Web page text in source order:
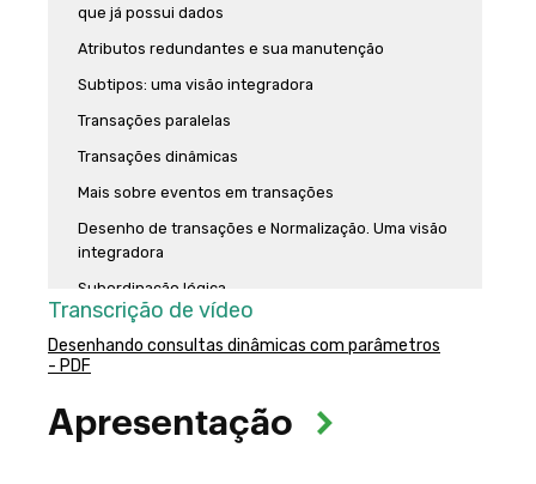
que já possui dados
Atributos redundantes e sua manutenção
Subtipos: uma visão integradora
Transações paralelas
Transações dinâmicas
Mais sobre eventos em transações
Desenho de transações e Normalização. Uma visão
integradora
Subordinação lógica
Consulta e atualização de dados
Onde é resolvida uma consulta ao banco de dados?
For each: uma visão integradora
Paginação em For each, Pattern e grids
Desenhando consultas dinâmicas com parâmetros
- PDF
Transcrição de vídeo
Apresentação